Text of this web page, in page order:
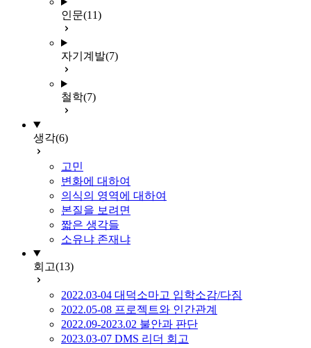
인문(11)
자기계발(7)
철학(7)
생각(6)
고민
변화에 대하여
의식의 영역에 대하여
본질을 보려면
짧은 생각들
소유냐 존재냐
회고(13)
2022.03-04 대덕소마고 입학소감/다짐
2022.05-08 프로젝트와 인간관계
2022.09-2023.02 불안과 판단
2023.03-07 DMS 리더 회고